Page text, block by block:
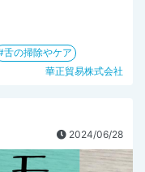
舌の掃除やケア
華正貿易株式会社
2024/06/28